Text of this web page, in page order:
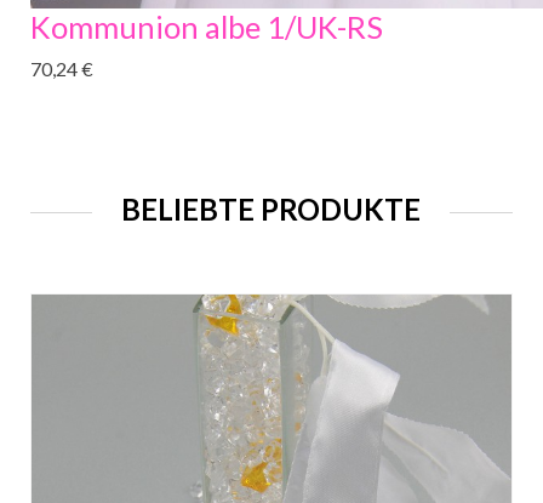
Kommunion albe 1/UK-RS
70,24 €
BELIEBTE PRODUKTE